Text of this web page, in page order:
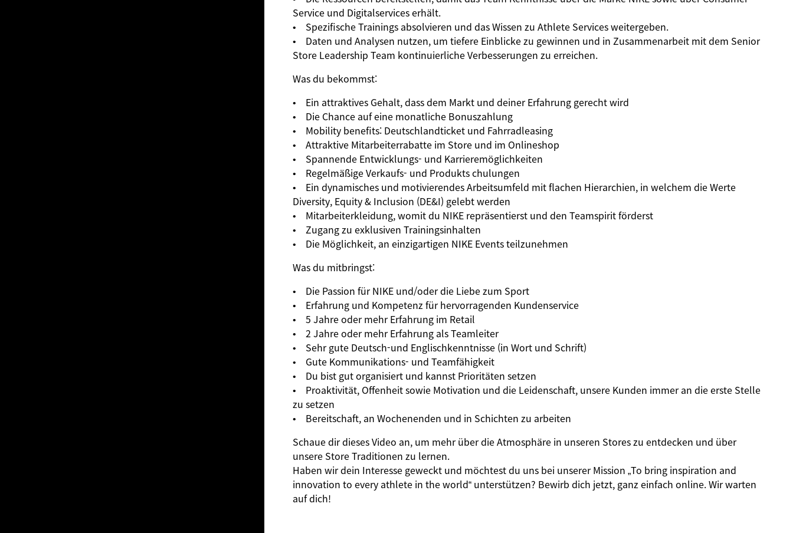
Service und Digitalservices erhält.
• Spezifische Trainings absolvieren und das Wissen zu Athlete Services weitergeben.
• Daten und Analysen nutzen, um tiefere Einblicke zu gewinnen und in Zusammenarbeit mit dem Senior
Store Leadership Team kontinuierliche Verbesserungen zu erreichen.
Was du bekommst:
• Ein attraktives Gehalt, dass dem Markt und deiner Erfahrung gerecht wird
• Die Chance auf eine monatliche Bonuszahlung
• Mobility benefits: Deutschlandticket und Fahrradleasing
• Attraktive Mitarbeiterrabatte im Store und im Onlineshop
• Spannende Entwicklungs- und Karrieremöglichkeiten
• Regelmäßige Verkaufs- und Produkts chulungen
• Ein dynamisches und motivierendes Arbeitsumfeld mit flachen Hierarchien, in welchem die Werte
Diversity, Equity & Inclusion (DE&I) gelebt werden
• Mitarbeiterkleidung, womit du NIKE repräsentierst und den Teamspirit förderst
• Zugang zu exklusiven Trainingsinhalten
• Die Möglichkeit, an einzigartigen NIKE Events teilzunehmen
Was du mitbringst:
• Die Passion für NIKE und/oder die Liebe zum Sport
• Erfahrung und Kompetenz für hervorragenden Kundenservice
• 5 Jahre oder mehr Erfahrung im Retail
• 2 Jahre oder mehr Erfahrung als Teamleiter
• Sehr gute Deutsch-und Englischkenntnisse (in Wort und Schrift)
• Gute Kommunikations- und Teamfähigkeit
• Du bist gut organisiert und kannst Prioritäten setzen
• Proaktivität, Offenheit sowie Motivation und die Leidenschaft, unsere Kunden immer an die erste Stelle
zu setzen
• Bereitschaft, an Wochenenden und in Schichten zu arbeiten
Schaue dir dieses Video an, um mehr über die Atmosphäre in unseren Stores zu entdecken und über
unsere Store Traditionen zu lernen.
Haben wir dein Interesse geweckt und möchtest du uns bei unserer Mission „To bring inspiration and
innovation to every athlete in the world“ unterstützen? Bewirb dich jetzt, ganz einfach online. Wir warten
auf dich!